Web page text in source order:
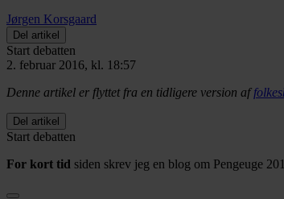
Jørgen Korsgaard
Del artikel
Start debatten
2. februar 2016, kl. 18:57
Denne artikel er flyttet fra en tidligere version af
Del artikel
Start debatten
For kort tid siden skrev jeg en blog om Pengeuge